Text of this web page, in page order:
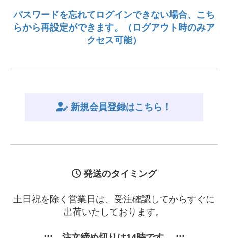
パスワードを忘れてログインできない場合、こち
らから再設定ができます。（ログアウト時のみア
クセス可能）
新規会員登録はこちら！
発送のタイミング
土日祝を除く営業日は、受注確認してからすぐに
出荷いたしております。